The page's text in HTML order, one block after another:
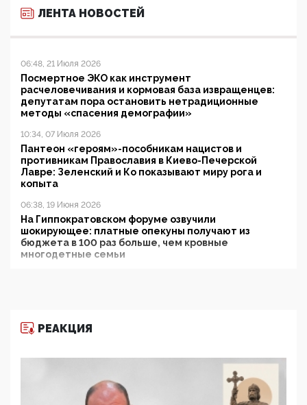
ЛЕНТА НОВОСТЕЙ
06:48, 21 Июля 2026
Посмертное ЭКО как инструмент
расчеловечивания и кормовая база извращенцев:
депутатам пора остановить нетрадиционные
методы «спасения демографии»
10:34, 07 Июля 2026
Пантеон «героям»-пособникам нацистов и
противникам Православия в Киево-Печерской
Лавре: Зеленский и Ко показывают миру рога и
копыта
06:38, 19 Июня 2026
На Гиппократовском форуме озвучили
шокирующее: платные опекуны получают из
бюджета в 100 раз больше, чем кровные
многодетные семьи
11:53, 09 Июня 2026
деятельность ИИТО ЮНЕСКО в России, но
цифроглобалисты продолжают определять
повестку в образовании
РЕАКЦИЯ